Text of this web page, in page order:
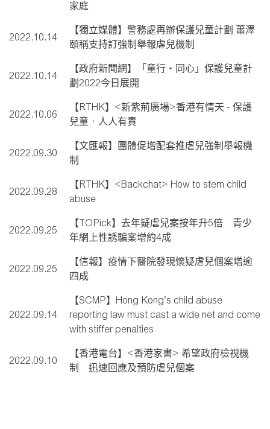
家庭
2022.10.14
【獨立媒體】警務處再辦保護兒童計劃 蕭澤
頤稱支持訂強制舉報虐兒機制
2022.10.14
【政府新聞網】「童行‧同心」保護兒童計
劃2022今日展開
2022.10.06
【RTHK】<新紫荊廣場>香港有情天 - 保護
兒童，人人有責
2022.09.30
【文匯報】團體促增配套推虐兒強制舉報機
制
2022.09.28
【RTHK】<Backchat> How to stem child
abuse
2022.09.25
【TOPick】去年疑虐兒案按年升5倍 青少
年網上性誘騙案增約4成
2022.09.25
【信報】疫情下醫院發現懷疑虐兒個案增逾
四成
2022.09.14
【SCMP】Hong Kong’s child abuse
reporting law must cast a wide net and come
with stiffer penalties
2022.09.10
【香港電台】<香港家書> 希望政府檢視機
制 迅速回應及預防虐兒個案